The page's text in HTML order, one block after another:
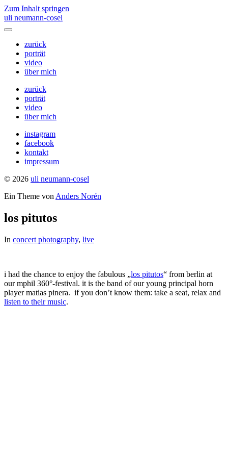
Zum Inhalt springen
uli neumann-cosel
Menü
umschalten
zurück
porträt
video
über mich
zurück
porträt
video
über mich
instagram
facebook
kontakt
impressum
© 2026 uli neumann-cosel
Ein Theme von Anders Norén
los pitutos
In concert photography, live
i had the chance to enjoy the fabulous „los pitutos“ from berlin at
our mphil 360°-festival. it is the band of our young principal horn
player matias pinera. if you don’t know them: take a seat, relax and
listen to their music.